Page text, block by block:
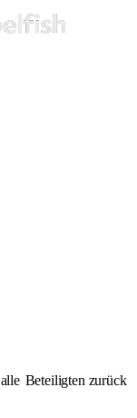
alle Beteiligten zurück